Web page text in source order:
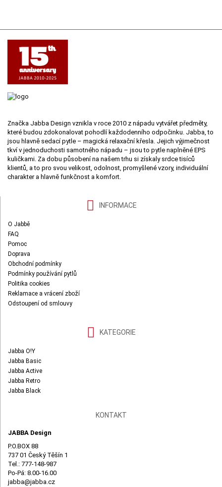
Značka Jabba Design vznikla v roce 2010 z nápadu vytvářet předměty,
které budou zdokonalovat pohodlí každodenního odpočinku. Jabba, to
jsou hlavně sedací pytle – magická relaxační křesla. Jejich výjimečnost
tkví v jednoduchosti samotného nápadu – jsou to pytle naplněné EPS
kuličkami. Za dobu působení na našem trhu si získaly srdce tisíců
klientů, a to pro svou velikost, odolnost, promyšlené vzory, individuální
charakter a hlavně funkčnost a komfort.
INFORMACE
O Jabbě
FAQ
Pomoc
Doprava
Obchodní podmínky
Podmínky používání pytlů
Politika cookies
Reklamace a vrácení zboží
Odstoupení od smlouvy
KATEGORIE
Jabba O!Y
Jabba Basic
Jabba Active
Jabba Retro
Jabba Black
KONTAKT
JABBA Design
P.O.BOX 88
737 01 Český Těšín 1
Tel.: 777-148-987
Po-Pá: 8.00-16.00
jabba@jabba.cz